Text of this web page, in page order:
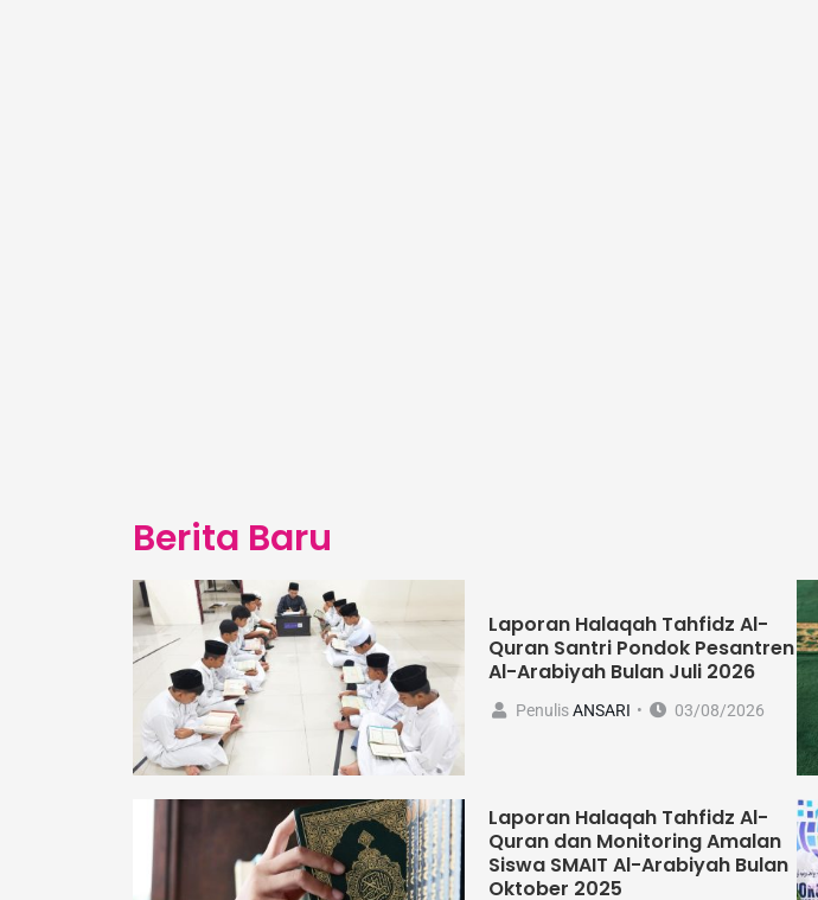
Berita Baru
Laporan Halaqah Tahfidz Al-
Quran Santri Pondok Pesantren
Al-Arabiyah Bulan Juli 2026
PenulisANSARI 03/08/2026
Laporan Halaqah Tahfidz Al-
Quran dan Monitoring Amalan
Siswa SMAIT Al-Arabiyah Bulan
Oktober 2025